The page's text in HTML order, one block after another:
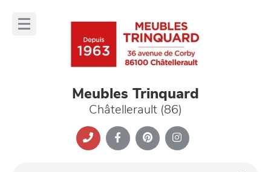
Meubles Trinquard
Châtellerault (86)